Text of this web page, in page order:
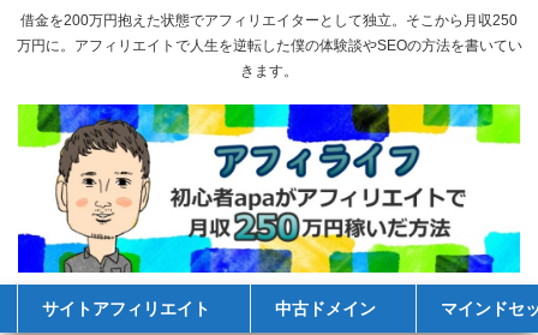
借金を200万円抱えた状態でアフィリエイターとして独立。そこから月収250
万円に。アフィリエイトで人生を逆転した僕の体験談やSEOの方法を書いてい
きます。
サイトアフィリエイト 中古ドメイン マインドセ